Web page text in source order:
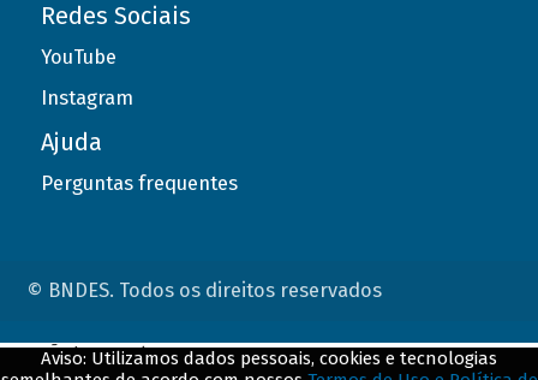
Redes Sociais
YouTube
Instagram
Ajuda
Perguntas frequentes
© BNDES. Todos os direitos reservados
Aviso: Utilizamos dados pessoais, cookies e tecnologias
ConteÃºdo complementar